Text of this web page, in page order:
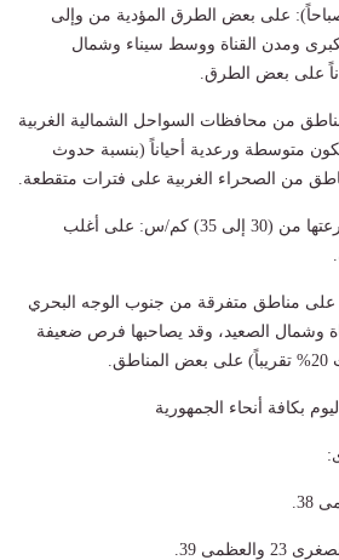
مائية من (4 إلى 8 صباحاً): ​على بعض الطرق المؤدية من وإلى
ومدن القناة ووسط سيناء وشمال
على بعض الطرق.
من محافظات السواحل الشمالية الغربية
متوسطة ورعدية أحياناً (بنسبة حدوث
​نشاط رياح أحياناً تتراوح سرعتها من (30 إلى 35) كم/س: ​على أغلب
مناطق متفرقة من جنوب الوجه البحري
وشمال الصعيد، وقد يصاحبها فرص ضعيفة
بكافة أنحاء الجمهورية
39.